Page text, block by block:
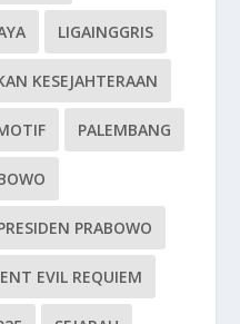
LIGAINGGRIS
KESEJAHTERAAN
PALEMBANG
PRABOWO
EVIL REQUIEM